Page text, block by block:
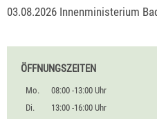
03.08.2026 Innenministerium
ÖFFNUNGSZEITEN
Mo.
08:00 -13:00 Uhr
Di.
13:00 -16:00 Uhr